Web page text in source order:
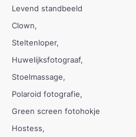
Levend standbeeld
Clown
Steltenloper
Huwelijksfotograaf
Stoelmassage
Polaroid fotografie
Green screen fotohokje
Hostess